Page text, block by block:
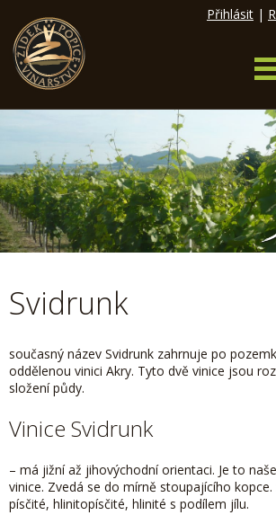
Přihlásit |
Svidrunk
současný název Svidrunk zahrnuje po
oddělenou vinici Akry. Tyto dvě vinice jsou
složení půdy.
Vinice Svidrunk
– má jižní až jihovýchodní orientaci. Je to
vinice. Zvedá se do mírně stoupajícího
písčité, hlinitopísčité, hlinité s podílem jílu.